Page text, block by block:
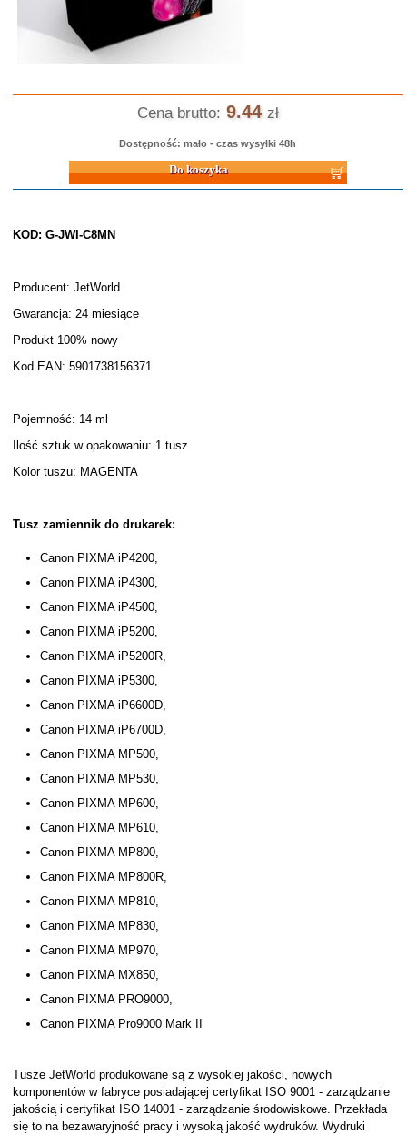
Cena brutto: 9.44 zł
Dostępność: mało - czas wysyłki 48h
Do koszyka
KOD: G-JWI-C8MN
Producent: JetWorld
Gwarancja: 24 miesiące
Produkt 100% nowy
Kod EAN: 5901738156371
Pojemność: 14 ml
Ilość sztuk w opakowaniu: 1 tusz
Kolor tuszu: MAGENTA
Tusz zamiennik do drukarek:
Canon PIXMA iP4200,
Canon PIXMA iP4300,
Canon PIXMA iP4500,
Canon PIXMA iP5200,
Canon PIXMA iP5200R,
Canon PIXMA iP5300,
Canon PIXMA iP6600D,
Canon PIXMA iP6700D,
Canon PIXMA MP500,
Canon PIXMA MP530,
Canon PIXMA MP600,
Canon PIXMA MP610,
Canon PIXMA MP800,
Canon PIXMA MP800R,
Canon PIXMA MP810,
Canon PIXMA MP830,
Canon PIXMA MP970,
Canon PIXMA MX850,
Canon PIXMA PRO9000,
Canon PIXMA Pro9000 Mark II
Tusze JetWorld produkowane są z wysokiej jakości, nowych
komponentów w fabryce posiadającej certyfikat ISO 9001 - zarządzanie
jakością i certyfikat ISO 14001 - zarządzanie środowiskowe. Przekłada
się to na bezawaryjność pracy i wysoką jakość wydruków. Wydruki